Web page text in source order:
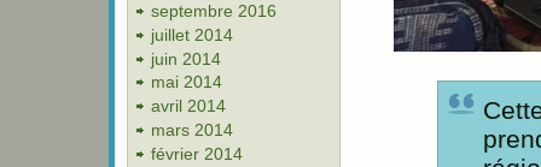
septembre 2016
juillet 2014
juin 2014
mai 2014
avril 2014
mars 2014
février 2014